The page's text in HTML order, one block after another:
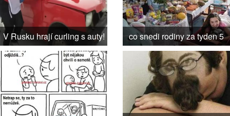
V Rusku hrají curling s auty! co snedi rodiny za tyden 5